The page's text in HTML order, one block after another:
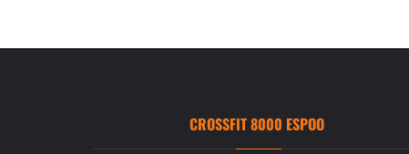
CROSSFIT 8000 ESPOO